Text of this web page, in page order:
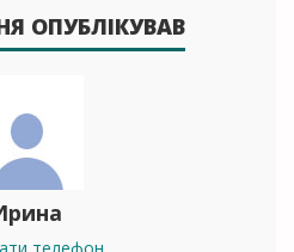
ОПУБЛІКУВАВ